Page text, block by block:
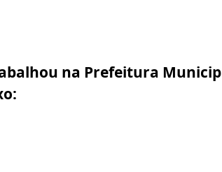
na Prefeitura